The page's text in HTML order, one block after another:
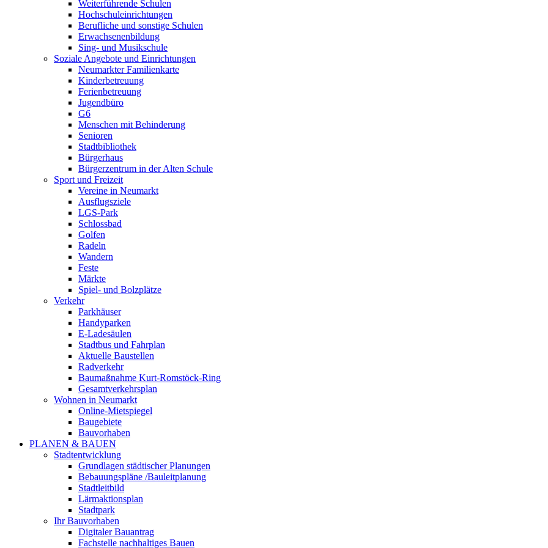
Weiterführende Schulen
Hochschuleinrichtungen
Berufliche und sonstige Schulen
Erwachsenenbildung
Sing- und Musikschule
Soziale Angebote und Einrichtungen
Neumarkter Familienkarte
Kinderbetreuung
Ferienbetreuung
Jugendbüro
G6
Menschen mit Behinderung
Senioren
Stadtbibliothek
Bürgerhaus
Bürgerzentrum in der Alten Schule
Sport und Freizeit
Vereine in Neumarkt
Ausflugsziele
LGS-Park
Schlossbad
Golfen
Radeln
Wandern
Feste
Märkte
Spiel- und Bolzplätze
Verkehr
Parkhäuser
Handyparken
E-Ladesäulen
Stadtbus und Fahrplan
Aktuelle Baustellen
Radverkehr
Baumaßnahme Kurt-Romstöck-Ring
Gesamtverkehrsplan
Wohnen in Neumarkt
Online-Mietspiegel
Baugebiete
Bauvorhaben
PLANEN & BAUEN
Stadtentwicklung
Grundlagen städtischer Planungen
Bebauungspläne /Bauleitplanung
Stadtleitbild
Lärmaktionsplan
Stadtpark
Ihr Bauvorhaben
Digitaler Bauantrag
Fachstelle nachhaltiges Bauen